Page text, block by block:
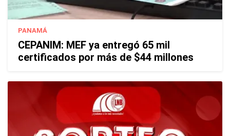
PANAMÁ
CEPANIM: MEF ya entregó 65 mil
certificados por más de $44 millones